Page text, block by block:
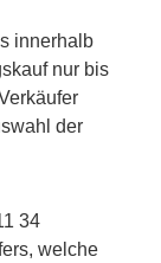
innerhalb
nur bis
der
34
welche